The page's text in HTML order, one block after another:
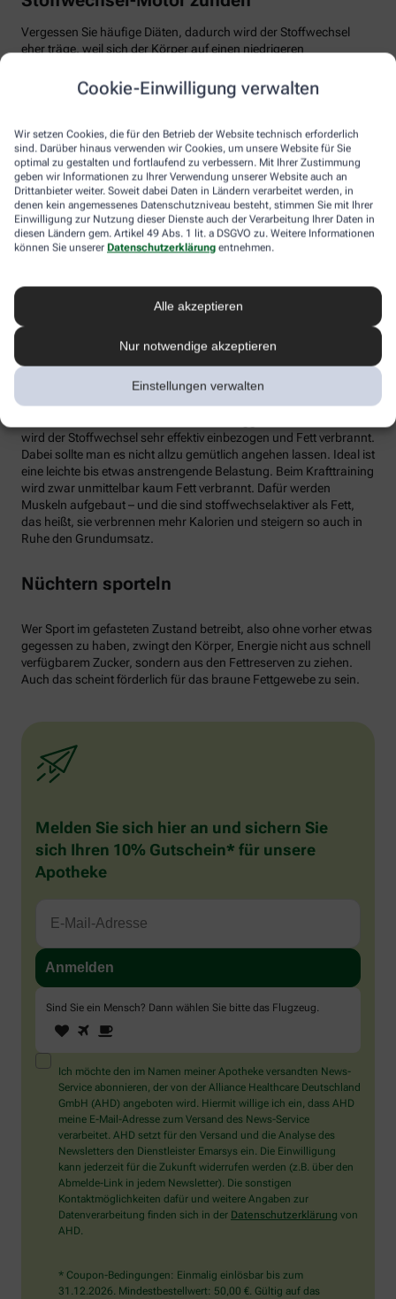
Cookie-Einwilligung verwalten
Wir setzen Cookies, die für den Betrieb der Website technisch erforderlich
sind. Darüber hinaus verwenden wir Cookies, um unsere Website für Sie
optimal zu gestalten und fortlaufend zu verbessern. Mit Ihrer Zustimmung
geben wir Informationen zu Ihrer Verwendung unserer Website auch an
Drittanbieter weiter. Soweit dabei Daten in Ländern verarbeitet werden, in
denen kein angemessenes Datenschutzniveau besteht, stimmen Sie mit Ihrer
Einwilligung zur Nutzung dieser Dienste auch der Verarbeitung Ihrer Daten in
diesen Ländern gem. Artikel 49 Abs. 1 lit. a DSGVO zu. Weitere Informationen
können Sie unserer Datenschutzerklärung entnehmen.
Alle akzeptieren
Nur notwendige akzeptieren
Einstellungen verwalten
Vergessen Sie häufige Diäten, dadurch wird der Stoffwechsel
eher träge, weil sich der Körper auf einen niedrigeren
vom Speiseplan gestrichen werden. Studien zeigen, dass der
Körper bei der Verarbeitung von hochverarbeiteten Lebensmitteln
Tim Hollstein rät zu einer proteinreichen Ernährung (Vorsicht bei
Vorerkrankungen wie Nierenleiden!). Denn Proteine sind nicht nur
gut für den Muskelaufbau, der Körper benötigt auch viel Energie,
um Eiweiß abzubauen. Das regt den Stoffwechsel an. Proteine
stecken vor allem in magerem Fleisch, Fisch und Milchprodukten
wie Quark und Skyr. Auch sogenannte thermogene Lebensmittel
wie Chilis oder Ingwer können das braune Fettgewebe aktivieren
In Bewegung kommen
Der richtige Mix macht’s
Ohne regelmäßige Bewegung purzeln die Pfunde meistens nicht.
Besonders Ausdauersport kann laut Forschern die Umwandlung
von weißen Fettzellen in braunes Fett begünstigen und dessen
wird der Stoffwechsel sehr effektiv einbezogen und Fett verbrannt.
Dabei sollte man es nicht allzu gemütlich angehen lassen. Ideal ist
eine leichte bis etwas anstrengende Belastung. Beim Krafttraining
wird zwar unmittelbar kaum Fett verbrannt. Dafür werden
Muskeln aufgebaut – und die sind stoffwechselaktiver als Fett,
das heißt, sie verbrennen mehr Kalorien und steigern so auch in
Ruhe den Grundumsatz.
Nüchtern sporteln
Wer Sport im gefasteten Zustand betreibt, also ohne vorher etwas
gegessen zu haben, zwingt den Körper, Energie nicht aus schnell
verfügbarem Zucker, sondern aus den Fettreserven zu ziehen.
Auch das scheint förderlich für das braune Fettgewebe zu sein.
Melden Sie sich hier an und sichern Sie
sich Ihren 10% Gutschein* für unsere
Apotheke
Sind Sie ein Mensch? Dann wählen Sie bitte das Flugzeug
Sind
Sie
ein
Mensch?
Dann
wählen
Sie
bitte
das
Flugzeug.
1 2
Ich möchte den im Namen meiner Apotheke versandten News-
Service abonnieren, der von der Alliance Healthcare Deutschland
GmbH (AHD) angeboten wird. Hiermit willige ich ein, dass AHD
meine E-Mail-Adresse zum Versand des News-Service
verarbeitet. AHD setzt für den Versand und die Analyse des
Newsletters den Dienstleister Emarsys ein. Die Einwilligung
kann jederzeit für die Zukunft widerrufen werden (z.B. über den
Abmelde-Link in jedem Newsletter). Die sonstigen
Kontaktmöglichkeiten dafür und weitere Angaben zur
Datenverarbeitung finden sich in der Datenschutzerklärung von
AHD.
* Coupon-Bedingungen: Einmalig einlösbar bis zum
31.12.2026. Mindestbestellwert: 50,00 €. Gültig auf das